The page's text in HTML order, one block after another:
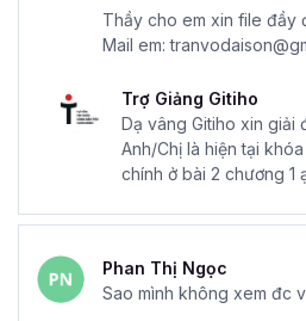
Mô hình Tài chính dành cho ai?
Kiến thức trong khóa học
sinh/sinh viên, chuyên viên
CPO, kế toán trưởng.
Để bắt đầu học tài chính khôn
Doanh nghiệp để từng bước
sự nghiệp ngay hôm nay bạn nhé!
Thầy cho em xin file đầy
Mail em:
Trợ Giảng Gitiho
Dạ vâng Gitiho xin giải
Anh/Chị là hiện tại
chính ở bài 2 chương 1
Phan Thị Ngọc
Sao mình không xem đc